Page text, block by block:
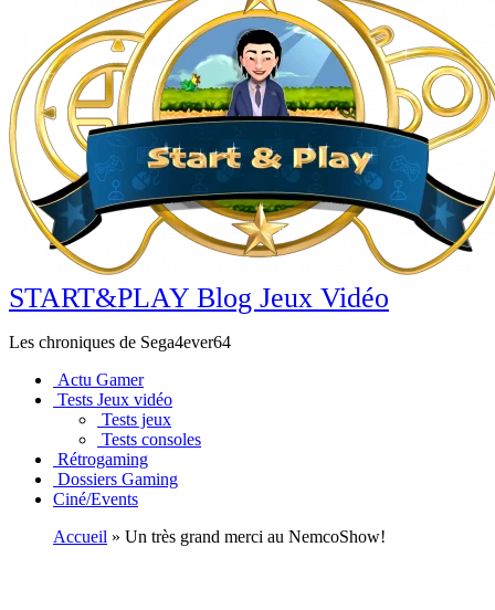
START&PLAY Blog Jeux Vidéo
Les chroniques de Sega4ever64
Actu Gamer
Tests Jeux vidéo
Tests jeux
Tests consoles
Rétrogaming
Dossiers Gaming
Ciné/Events
Accueil » Un très grand merci au NemcoShow!